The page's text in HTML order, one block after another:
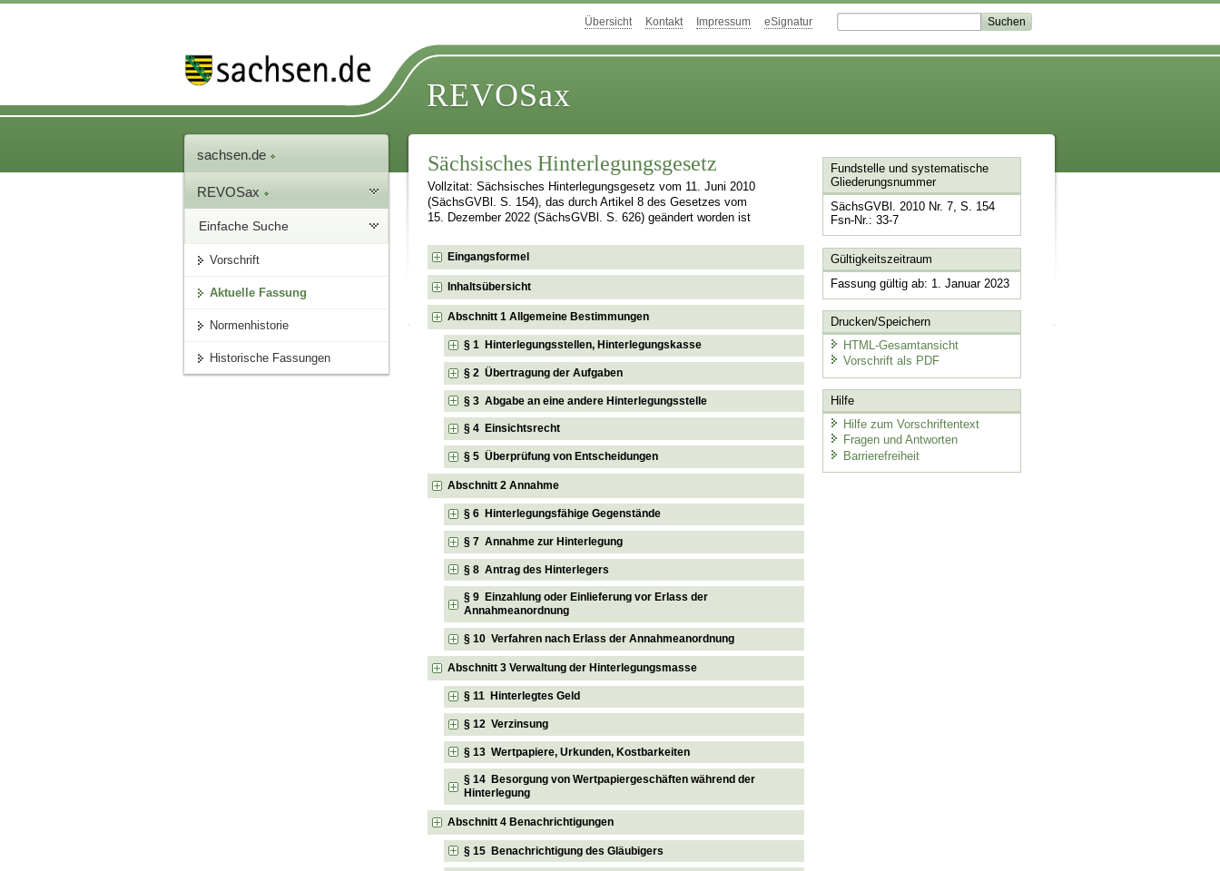
Übersicht Kontakt Impressum eSignatur
REVOSax
sachsen.de
REVOSax
Einfache Suche
Vorschrift
Aktuelle Fassung
Normenhistorie
Historische Fassungen
Sächsisches Hinterlegungsgesetz
Vollzitat: Sächsisches Hinterlegungsgesetz vom 11. Juni 2010
(SächsGVBl. S. 154), das durch Artikel 8 des Gesetzes vom
15. Dezember 2022 (SächsGVBl. S. 626) geändert worden ist
Eingangsformel
Inhaltsübersicht
Abschnitt 1 Allgemeine Bestimmungen
§ 1 Hinterlegungsstellen, Hinterlegungskasse
§ 2 Übertragung der Aufgaben
§ 3 Abgabe an eine andere Hinterlegungsstelle
§ 4 Einsichtsrecht
§ 5 Überprüfung von Entscheidungen
Abschnitt 2 Annahme
§ 6 Hinterlegungsfähige Gegenstände
§ 7 Annahme zur Hinterlegung
§ 8 Antrag des Hinterlegers
§ 9 Einzahlung oder Einlieferung vor Erlass der
Annahmeanordnung
§ 10 Verfahren nach Erlass der Annahmeanordnung
Abschnitt 3 Verwaltung der Hinterlegungsmasse
§ 11 Hinterlegtes Geld
§ 12 Verzinsung
§ 13 Wertpapiere, Urkunden, Kostbarkeiten
§ 14 Besorgung von Wertpapiergeschäften während der
Hinterlegung
Abschnitt 4 Benachrichtigungen
§ 15 Benachrichtigung des Gläubigers
Fundstelle und systematische
Gliederungsnummer
SächsGVBl. 2010 Nr. 7, S. 154
Fsn-Nr.: 33-7
Gültigkeitszeitraum
Fassung gültig ab: 1. Januar 2023
Drucken/Speichern
HTML-Gesamtansicht
Vorschrift als PDF
Hilfe
Hilfe zum Vorschriftentext
Fragen und Antworten
Barrierefreiheit